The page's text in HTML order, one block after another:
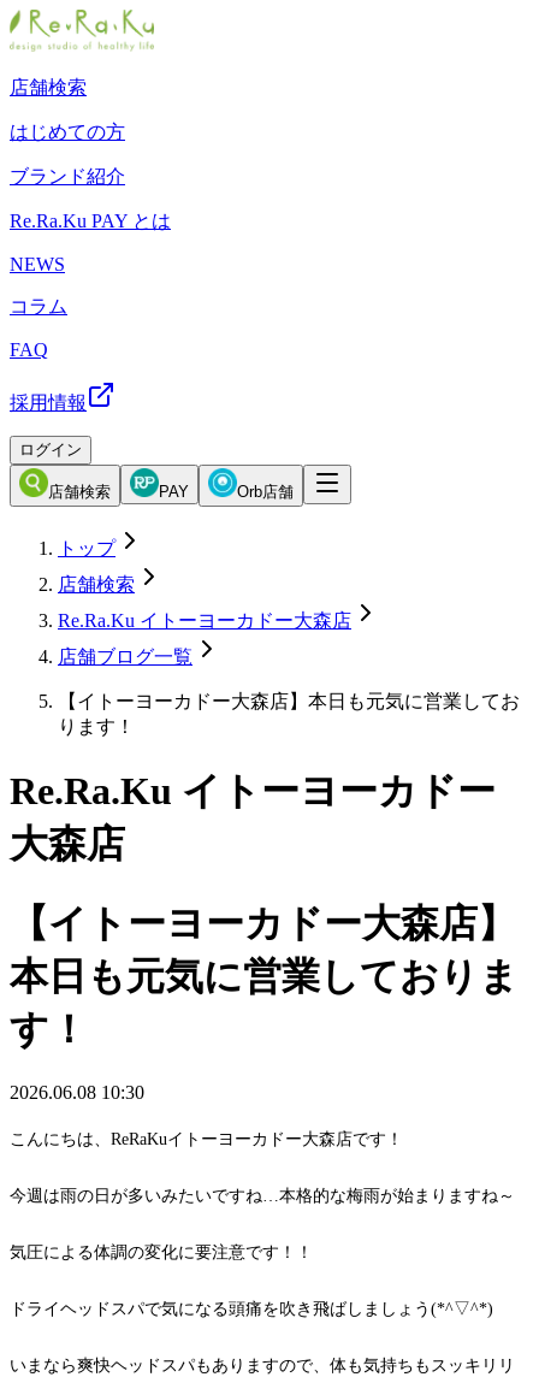
店舗検索
はじめての方
ブランド紹介
Re.Ra.Ku PAY とは
NEWS
コラム
FAQ
採用情報
ログイン
店舗検索 PAY Orb店舗
トップ
店舗検索
Re.Ra.Ku イトーヨーカドー大森店
店舗ブログ一覧
【イトーヨーカドー大森店】本日も元気に営業してお
ります！
Re.Ra.Ku イトーヨーカドー
大森店
【イトーヨーカドー大森店】
本日も元気に営業しておりま
す！
2026.06.08 10:30
こんにちは、ReRaKuイトーヨーカドー大森店です！
今週は雨の日が多いみたいですね…本格的な梅雨が始まりますね～
気圧による体調の変化に要注意です！！
ドライヘッドスパで気になる頭痛を吹き飛ばしましょう(*^▽^*)
いまなら爽快ヘッドスパもありますので、体も気持ちもスッキリリ